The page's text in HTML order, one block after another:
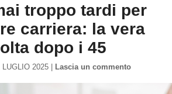
troppo tardi per
carriera: la vera
dopo i 45
2025 | Lascia un commento